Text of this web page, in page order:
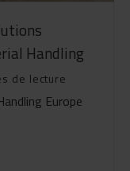
Handling
de lecture
Europe